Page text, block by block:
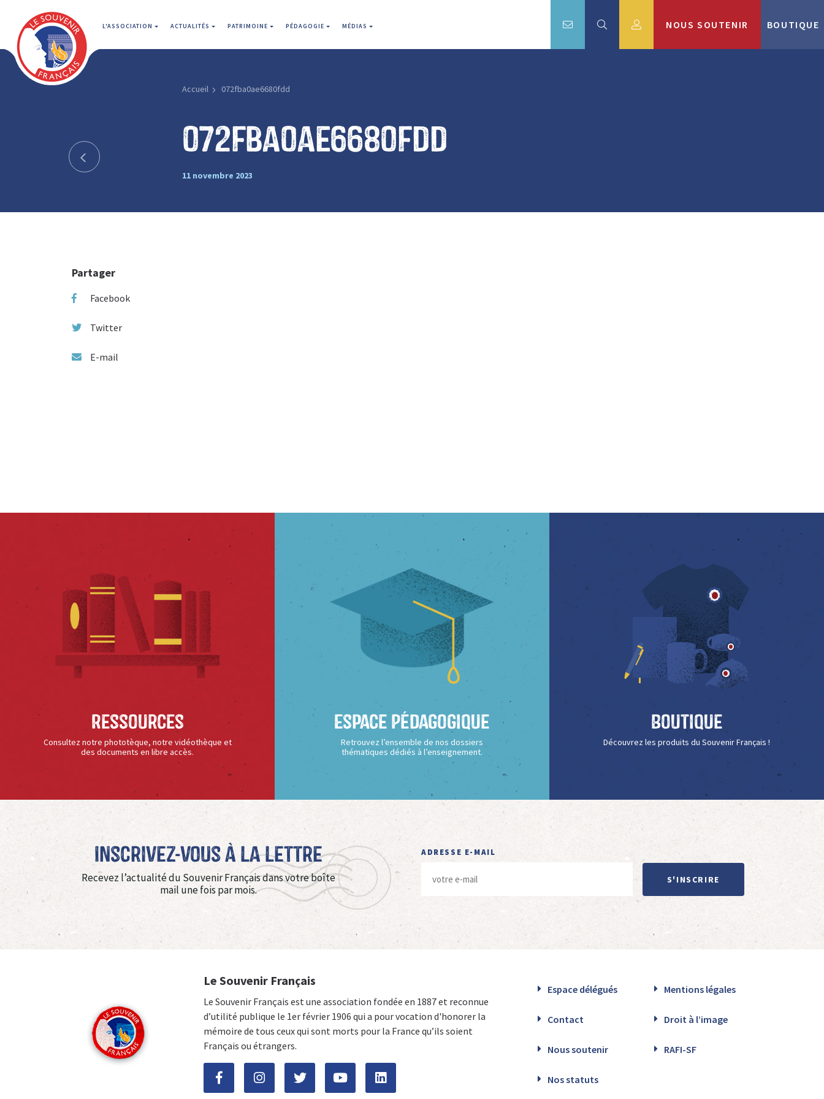
L'ASSOCIATION ACTUALITÉS PATRIMOINE PÉDAGOGIE MÉDIAS NOUS SOUTENIR BOUTIQUE
Accueil 072fba0ae6680fdd
072fba0ae6680fdd
11 novembre 2023
Partager
Facebook
Twitter
E-mail
Ressources
Consultez notre phototèque, notre vidéothèque et
des documents en libre accès.
Espace Pédagogique
Retrouvez l’ensemble de nos dossiers
thématiques dédiés à l’enseignement.
Boutique
Découvrez les produits du Souvenir Français !
Inscrivez-vous à La Lettre
Recevez l’actualité du Souvenir Français dans votre boîte
mail une fois par mois.
ADRESSE E-MAIL
S'INSCRIRE
Le Souvenir Français
Le Souvenir Français est une association fondée en 1887 et reconnue
d’utilité publique le 1er février 1906 qui a pour vocation d'honorer la
mémoire de tous ceux qui sont morts pour la France qu’ils soient
Français ou étrangers.
Espace délégués Mentions légales
Contact Droit à l’image
Nous soutenir RAFI-SF
Nos statuts